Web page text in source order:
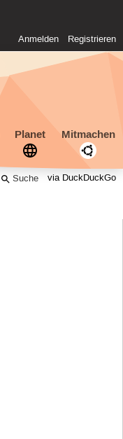
Anmelden Registrieren
Planet Mitmachen
via DuckDuckGo